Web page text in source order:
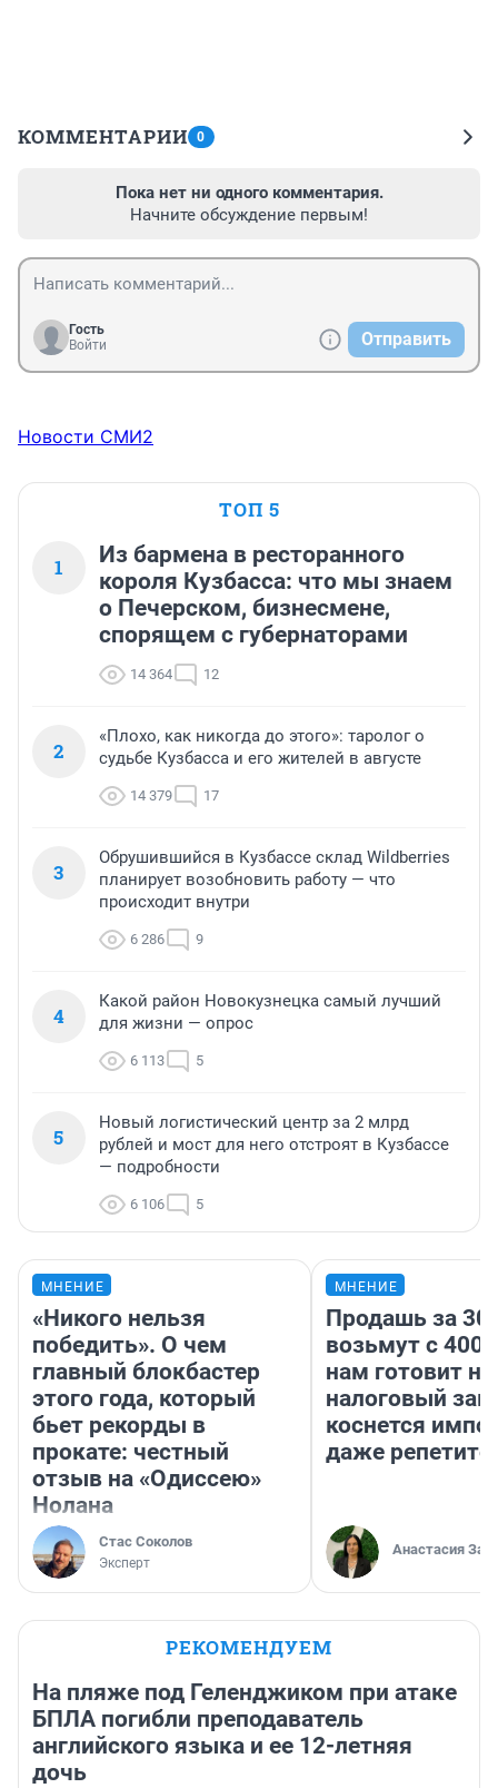
КОММЕНТАРИИ 0
Пока нет ни одного комментария.
Начните обсуждение первым!
Гость
Войти
Отправить
Новости СМИ2
ТОП 5
1
Из бармена в ресторанного
короля Кузбасса: что мы знаем
о Печерском, бизнесмене,
спорящем с губернаторами
14 364 12
2
«Плохо, как никогда до этого»: таролог о
судьбе Кузбасса и его жителей в августе
14 379 17
3
Обрушившийся в Кузбассе склад Wildberries
планирует возобновить работу — что
происходит внутри
6 286 9
4
Какой район Новокузнецка самый лучший
для жизни — опрос
6 113 5
5
Новый логистический центр за 2 млрд
рублей и мост для него отстроят в Кузбассе
— подробности
6 106 5
МНЕНИЕ
«Никого нельзя
победить». О чем
главный блокбастер
этого года, который
бьет рекорды в
прокате: честный
отзыв на «Одиссею»
Нолана
Стас Соколов
Эксперт
МНЕНИЕ
Продашь за
возьмут с
нам готовит
налоговый
коснется
даже
Анастасия
РЕКОМЕНДУЕМ
На пляже под Геленджиком при атаке
БПЛА погибли преподаватель
английского языка и ее 12-летняя
дочь